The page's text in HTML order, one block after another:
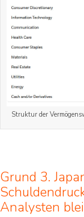
Struktur der
Grund 3.
Analysten